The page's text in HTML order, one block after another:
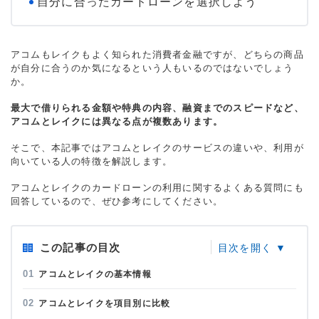
アコムもレイクもよく知られた消費者金融ですが、どちらの商品
が自分に合うのか気になるという人もいるのではないでしょう
か。
最大で借りられる金額や特典の内容、融資までのスピードなど、
アコムとレイクには異なる点が複数あります。
そこで、本記事ではアコムとレイクのサービスの違いや、利用が
向いている人の特徴を解説します。
アコムとレイクのカードローンの利用に関するよくある質問にも
回答しているので、ぜひ参考にしてください。
この記事の目次
アコムとレイクの基本情報
アコムとレイクを項目別に比較